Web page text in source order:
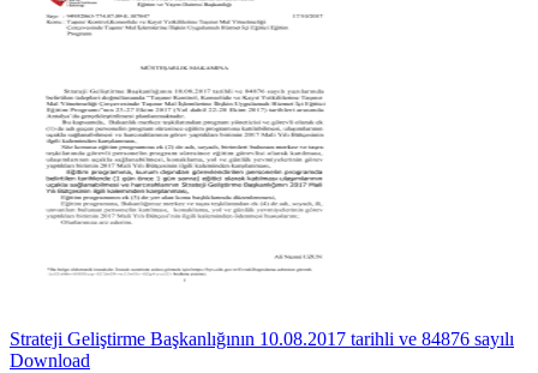
Strateji Geliştirme Başkanlığının 10.08.2017 tarihli ve 84876 sayılı
Download